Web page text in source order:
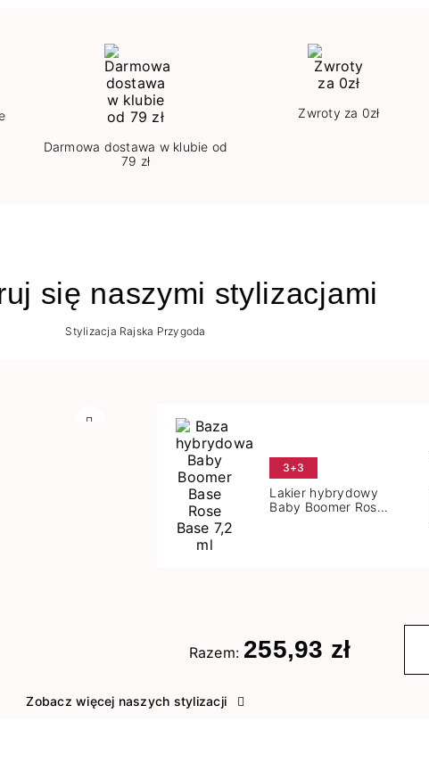
Darmowa dostawa w klubie od
79 zł
Zwroty za 0zł
się naszymi stylizacjami
Stylizacja Rajska Przygoda
3+3
Lakier hybrydowy
Baby Boomer Rose
Razem: 255,93 zł
Zobacz więcej naszych stylizacji